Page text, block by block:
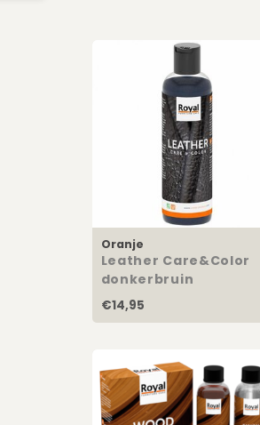
Oranje
Leather Care&Color
donkerbruin
€14,95